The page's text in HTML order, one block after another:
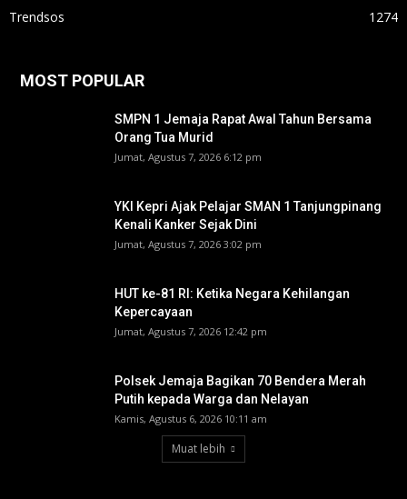
Trendsos
1274
MOST POPULAR
SMPN 1 Jemaja Rapat Awal Tahun Bersama
Orang Tua Murid ‎
Jumat, Agustus 7, 2026 6:12 pm
YKI Kepri Ajak Pelajar SMAN 1 Tanjungpinang
Kenali Kanker Sejak Dini
Jumat, Agustus 7, 2026 3:02 pm
HUT ke-81 RI: Ketika Negara Kehilangan
Kepercayaan
Jumat, Agustus 7, 2026 12:42 pm
Polsek Jemaja Bagikan 70 Bendera Merah
Putih kepada Warga dan Nelayan
Kamis, Agustus 6, 2026 10:11 am
Muat lebih